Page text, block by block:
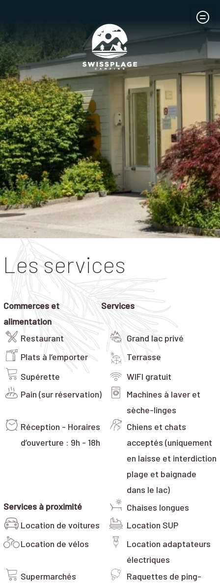
Les services
Commerces et
alimentation
Services
Restaurant
Grand lac privé
Plats à l’emporter
Terrasse
Supérette
WIFI gratuit
Pain (sur réservation)
Machines à laver et
sèche-linges
Réception - Horaires
d’ouverture : 9h - 18h
Chiens et chats
acceptés (uniquement
en laisse et interdiction
plage et baignade
dans le lac)
Services à proximité
Chaises longues
Location de voitures
Location SUP
Location de vélos
Location adaptateurs
électriques
Supermarchés
Raquettes de ping-